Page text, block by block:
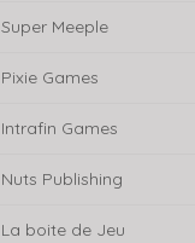
Super Meeple
Pixie Games
Intrafin Games
Nuts Publishing
La boite de Jeu